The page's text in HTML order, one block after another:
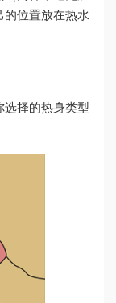
位置放在热水
择的热身类型